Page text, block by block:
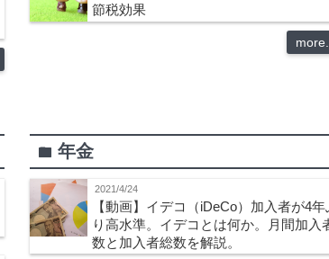
節税効果
more...
folder 年金
2021/4/24
【動画】イデコ（iDeCo）加入者が4年
り高水準。イデコとは何か。月間加入
数と加入者総数を解説。